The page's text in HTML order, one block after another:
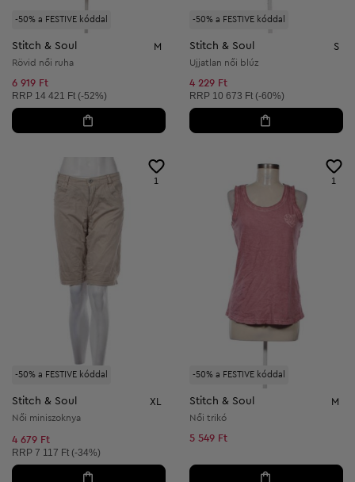
-50% a FESTIVE kóddal
Stitch & Soul M
Rövid női ruha
6 919 Ft
Ajánlott ár:
RRP 14 421 Ft (-52%)
-50% a FESTIVE kóddal
Stitch & Soul S
Ujjatlan női blúz
4 229 Ft
Ajánlott ár:
RRP 10 673 Ft (-60%)
-50% a FESTIVE kóddal
1
Stitch & Soul XL
Női miniszoknya
4 679 Ft
Ajánlott ár:
RRP 7 117 Ft (-34%)
-50% a FESTIVE kóddal
1
Stitch & Soul M
Női trikó
5 549 Ft